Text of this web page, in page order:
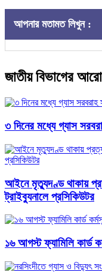
আপনার মতামত লিখুন :
জাতীয় বিভাগের
৩ দিনের মধ্যে গ্যাস
আইনে মৃত্যুদণ্ড থাকায়
ট্রাইব্যুনালে প্রসিকিউটর
১৬ আগস্ট ফ্যামিলি কার্ড